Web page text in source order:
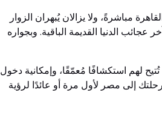
مباشرةً، ولا يزالان يُبهران الزوار
عجائب الدنيا القديمة الباقية. وبجواره
لهم استكشافًا مُعمّقًا، وإمكانية دخول
إلى مصر لأول مرة أو عائدًا لرؤية